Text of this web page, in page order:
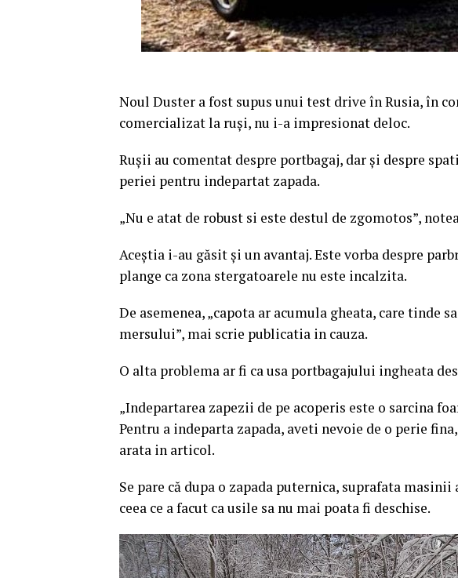
Noul Duster a fost supus unui test drive în Rusia, în
comercializat la ruşi, nu i-a impresionat deloc.
Ruşii au comentat despre portbagaj, dar şi despre
periei pentru indepartat zapada.
„Nu e atat de robust si este destul de zgomotos”,
Aceştia i-au găsit şi un avantaj. Este vorba despre
plange ca zona stergatoarele nu este incalzita.
De asemenea, „capota ar acumula gheata, care tinde
mersului”, mai scrie publicatia in cauza.
O alta problema ar fi ca usa portbagajului ingheata
„Indepartarea zapezii de pe acoperis este o sarcina
Pentru a indeparta zapada, aveti nevoie de o perie
arata in articol.
Se pare că dupa o zapada puternica, suprafata
ceea ce a facut ca usile sa nu mai poata fi deschise.